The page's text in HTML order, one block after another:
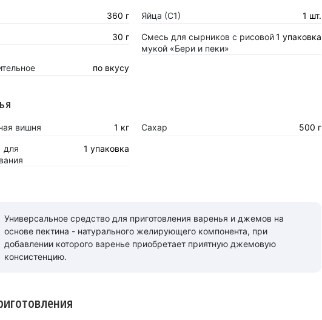
360 г Яйца (С1) 1 шт.
30 г
Смесь для сырников с рисовой
мукой «Бери и пеки»
1 упаковка
по вкусу
вишня 1 кг Сахар 500 г
для
1 упаковка
Универсальное средство для приготовления варенья и джемов на
основе пектина - натурального желирующего компонента, при
добавлении которого варенье приобретает приятную джемовую
консистенцию.